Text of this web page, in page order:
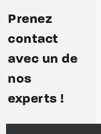
Prenez
contact
avec un de
nos
experts !